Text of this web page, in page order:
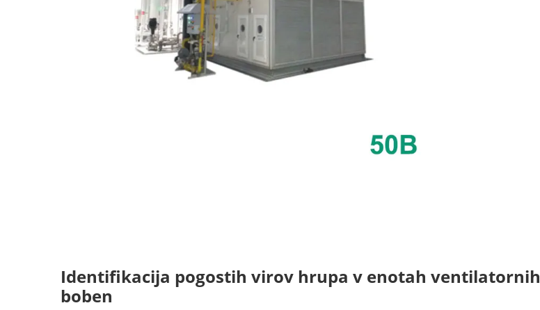
Identifikacija pogostih virov hrupa v enotah ventilatornih
boben